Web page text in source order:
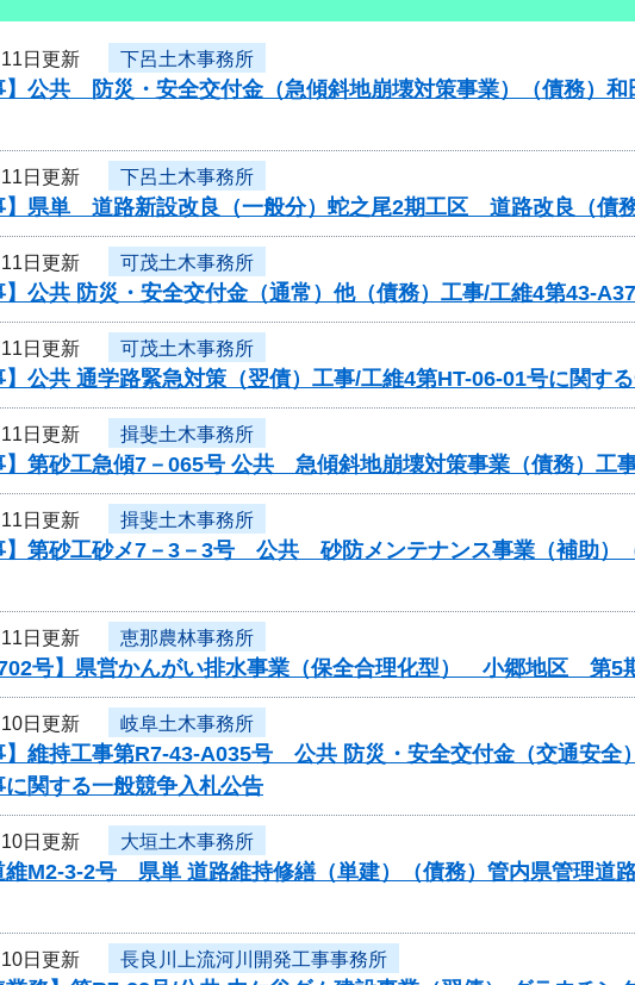
日更新 下呂土木事務所
】公共 防災・安全交付金（急傾斜地崩壊対策事業）（債務）
日更新 下呂土木事務所
】県単 道路新設改良（一般分）蛇之尾2期工区 道路改良（債
日更新 可茂土木事務所
】公共 防災・安全交付金（通常）他（債務）工事/工維4第43-
日更新 可茂土木事務所
】公共 通学路緊急対策（翌債）工事/工維4第HT-06-01号に関す
日更新 揖斐土木事務所
】第砂工急傾7－065号 公共 急傾斜地崩壊対策事業（債務）工
日更新 揖斐土木事務所
】第砂工砂メ7－3－3号 公共 砂防メンテナンス事業（補助）
日更新 恵那農林事務所
号】県営かんがい排水事業（保全合理化型） 小郷地区 第5
日更新 岐阜土木事務所
】維持工事第R7-43-A035号 公共 防災・安全交付金（交通安
関する一般競争入札公告
日更新 大垣土木事務所
維M2-3-2号 県単 道路維持修繕（単建）（債務）管内県管理道
日更新 長良川上流河川開発工事事務所